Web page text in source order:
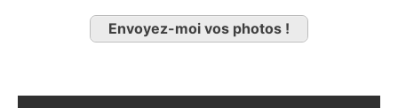
Envoyez-moi vos photos !